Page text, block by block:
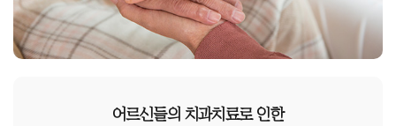
어르신들의 치과치료로 인한